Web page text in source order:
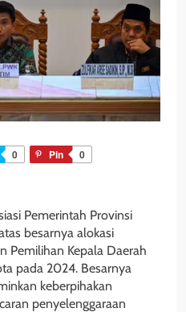
0 Pin
0
Pemerintah Provinsi
besarnya alokasi
Pemilihan Kepala Daerah
pada 2024. Besarnya
keberpihakan
penyelenggaraan